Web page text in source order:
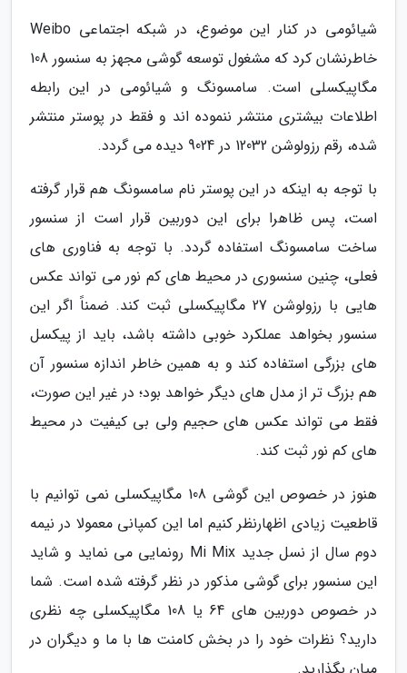
شیائومی در کنار این موضوع، در شبکه اجتماعی Weibo
خاطرنشان کرد که مشغول توسعه گوشی مجهز به سنسور 108
مگاپیکسلی است. سامسونگ و شیائومی در این رابطه
اطلاعات بیشتری منتشر ننموده اند و فقط در پوستر منتشر
شده، رقم رزولوشن 12032 در 9024 دیده می گردد.
با توجه به اینکه در این پوستر نام سامسونگ هم قرار گرفته
است، پس ظاهرا برای این دوربین قرار است از سنسور
ساخت سامسونگ استفاده گردد. با توجه به فناوری های
فعلی، چنین سنسوری در محیط های کم نور می تواند عکس
هایی با رزولوشن 27 مگاپیکسلی ثبت کند. ضمناً اگر این
سنسور بخواهد عملکرد خوبی داشته باشد، باید از پیکسل
های بزرگی استفاده کند و به همین خاطر اندازه سنسور آن
هم بزرگ تر از مدل های دیگر خواهد بود؛ در غیر این صورت،
فقط می تواند عکس های حجیم ولی بی کیفیت در محیط
های کم نور ثبت کند.
هنوز در خصوص این گوشی 108 مگاپیکسلی نمی توانیم با
قاطعیت زیادی اظهارنظر کنیم اما این کمپانی معمولا در نیمه
دوم سال از نسل جدید Mi Mix رونمایی می نماید و شاید
این سنسور برای گوشی مذکور در نظر گرفته شده است. شما
در خصوص دوربین های 64 یا 108 مگاپیکسلی چه نظری
دارید؟ نظرات خود را در بخش کامنت ها با ما و دیگران در